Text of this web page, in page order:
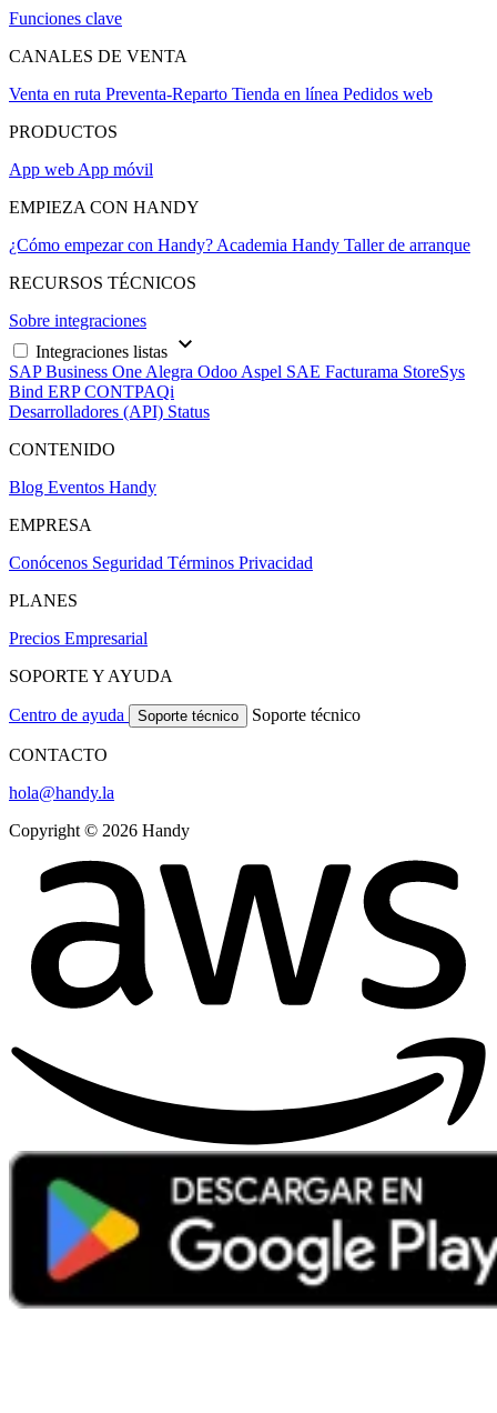
Funciones clave
CANALES DE VENTA
Venta en ruta Preventa-Reparto Tienda en línea Pedidos web
PRODUCTOS
App web App móvil
EMPIEZA CON HANDY
¿Cómo empezar con Handy? Academia Handy Taller de arranque
RECURSOS TÉCNICOS
Sobre integraciones
Integraciones listas keyboard_arrow_down
SAP Business One Alegra Odoo Aspel SAE Facturama StoreSys
Bind ERPCONTPAQi
Desarrolladores (API) Status
CONTENIDO
Blog Eventos Handy
EMPRESA
Conócenos Seguridad Términos Privacidad
PLANES
Precios Empresarial
SOPORTE Y AYUDA
Centro de ayuda Soporte técnico Soporte técnico
CONTACTO
hola@handy.la
Copyright © 2026 Handy